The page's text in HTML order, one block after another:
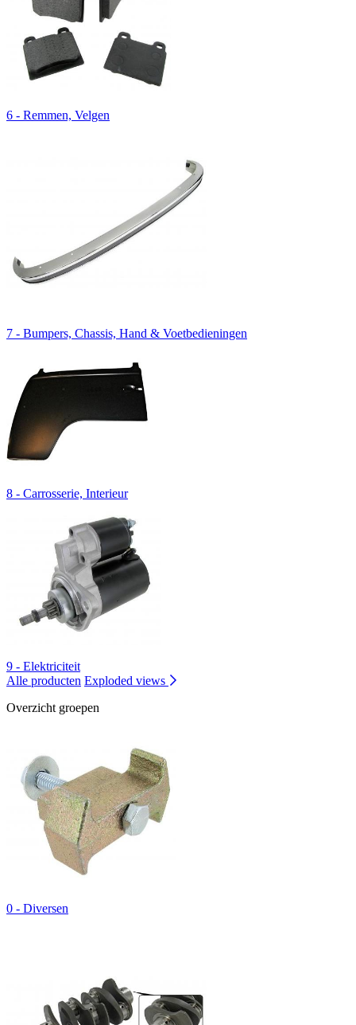
6 - Remmen, Velgen
7 - Bumpers, Chassis, Hand & Voetbedieningen
8 - Carrosserie, Interieur
9 - Elektriciteit
Alle producten Exploded views
Overzicht groepen
0 - Diversen